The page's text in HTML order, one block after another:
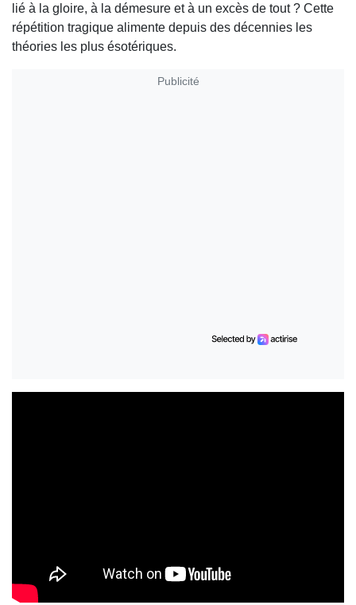
lié à la gloire, à la démesure et à un excès de tout ? Cette
répétition tragique alimente depuis des décennies les
théories les plus ésotériques.
Publicité